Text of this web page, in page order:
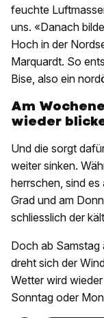
feuchte
uns. «Danach
Hoch in der
Marquardt. So
Bise, also ein
Am
wieder
Und die sorgt
weiter sinken.
herrschen, sind
Grad und am
schliesslich der
Doch ab Samstag
dreht sich der
Wetter wird
Sonntag oder